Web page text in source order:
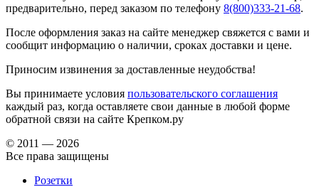
предварительно, перед заказом по телефону 8(800)333-21-68.
После оформления заказ на сайте менеджер свяжется с вами и
сообщит информацию о наличии, сроках доставки и цене.
Приносим извинения за доставленные неудобства!
Вы принимаете условия пользовательского соглашения
каждый раз, когда оставляете свои данные в любой форме
обратной связи на сайте Крепком.ру
© 2011 — 2026
Все права защищены
Розетки